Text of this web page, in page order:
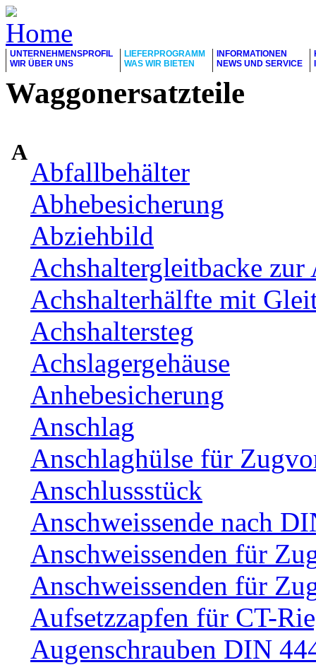
UNTERNEHMENSPROFIL
WIR ÜBER UNS
LIEFERPROGRAMM
WAS WIR BIETEN
INFORMATIONEN
NEWS UND SERVICE
Waggonersatzteile
A
Abfallbehälter
Abhebesicherung
Abziehbild
Achshaltergleitbacke zur
Achshalterhälfte mit
Achshaltersteg
Achslagergehäuse
Anhebesicherung
Anschlag
Anschlaghülse für
Anschlussstück
Anschweissende nach
Anschweissenden für
Anschweissenden für
Aufsetzzapfen für CT-
Augenschrauben DIN